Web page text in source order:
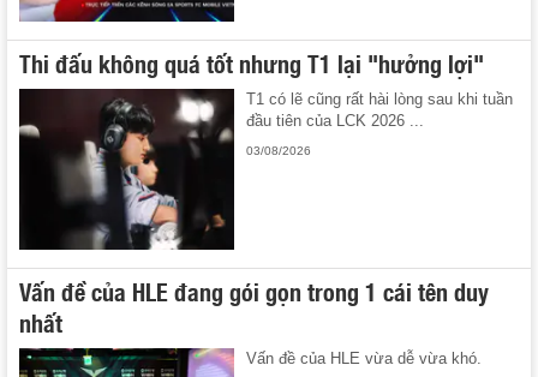
Thi đấu không quá tốt nhưng T1 lại "hưởng lợi"
T1 có lẽ cũng rất hài lòng sau khi tuần
đầu tiên của LCK 2026 ...
03/08/2026
Vấn đề của HLE đang gói gọn trong 1 cái tên duy
nhất
Vấn đề của HLE vừa dễ vừa khó.